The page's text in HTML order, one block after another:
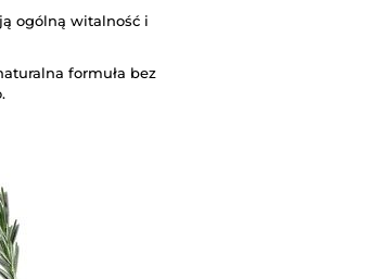
ogólną witalność i
formuła bez